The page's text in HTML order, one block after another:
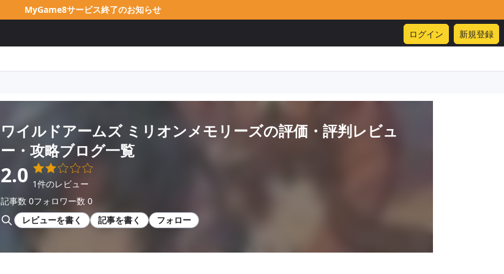
MyGame8サービス終了のお知らせ
ログイン 新規登録
ワイルドアームズ ミリオンメモリーズの評価・評判レビュ
ー・攻略ブログ一覧
2.0 1件のレビュー
記事数 0フォロワー数 0
レビューを書く
記事を書く フォロー